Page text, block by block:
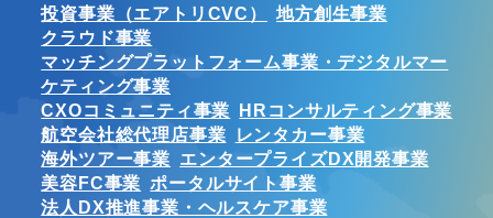
投資事業（エアトリCVC）
地方創生事業
クラウド事業
マッチングプラットフォーム事業・デジタルマー
ケティング事業
CXOコミュニティ事業 HRコンサルティング事業
航空会社総代理店事業
レンタカー事業
海外ツアー事業 エンタープライズDX開発事業
美容FC事業 ポータルサイト事業
法人DX推進事業・ヘルスケア事業